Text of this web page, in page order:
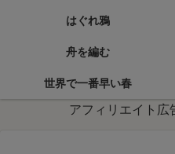
はぐれ鴉
舟を編む
世界で一番早い春
アフィリエイト広